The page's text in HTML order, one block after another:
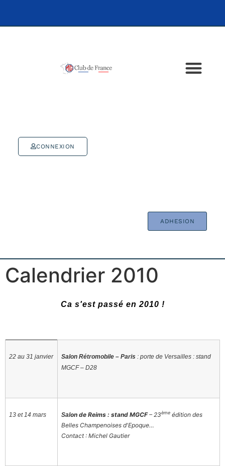
CONNEXION
ADHESION
Calendrier 2010
Ca s'est passé en 2010 !
22 au 31 janvier Salon Rétromobile – Paris : porte de Versailles : stand
MGCF – D28
13 et 14 mars Salon de Reims : stand MGCF– 23ème édition des
Belles Champenoises d'Epoque…
Contact : Michel Gautier